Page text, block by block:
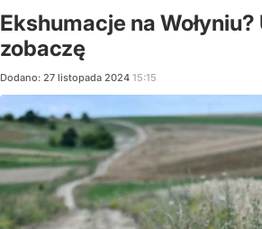
Ekshumacje na
zobaczę
Dodano: 27 listopada 2024 15:15